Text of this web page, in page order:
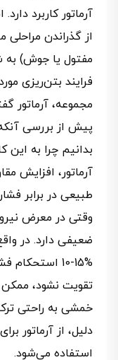
آرماتور کاربرد
از گذراندن
مفتول یا جوش) به
فرایند بتن‌ریزی
مجموعه، آرماتور
پیش از بررسی
بدانیم چرا به این
آرماتور، افزایش
طبیعی در برابر
وقتی در معرض
ضعیفی دارد. در
%15-10
تقویت نشود،
خمشی به راحتی
دلیل، از آرماتور
استفاده می‌شود.